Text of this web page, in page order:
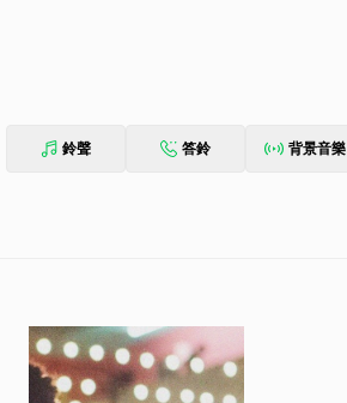
鈴聲 答鈴 背景音樂